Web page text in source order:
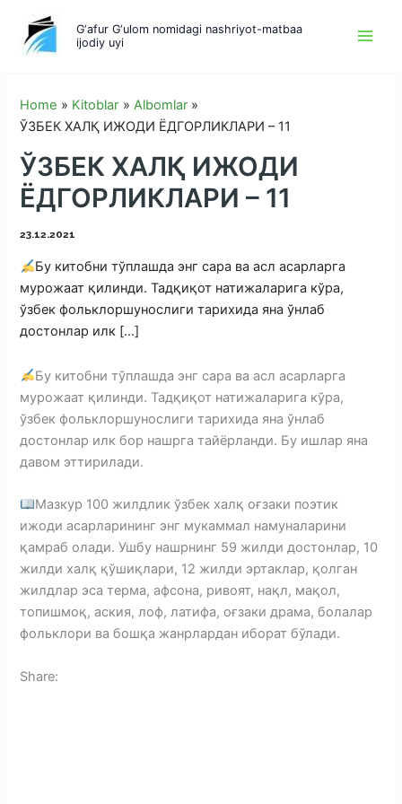
content
G‘afur G‘ulom nomidagi nashriyot-matbaa
ijodiy uyi
Home Kitoblar
Albomlar
ЎЗБЕК ХАЛҚ ИЖОДИ ЁДГОРЛИКЛАРИ – 11
ЎЗБЕК ХАЛҚ ИЖОДИ
ЁДГОРЛИКЛАРИ – 11
23.12.2021
Бу китобни тўплашда энг сара ва асл асарларга
мурожаат қилинди. Тадқиқот натижаларига кўра,
ўзбек фольклоршунослиги тарихида яна ўнлаб
достонлар илк […]
Бу китобни тўплашда энг сара ва асл асарларга
мурожаат қилинди. Тадқиқот натижаларига кўра,
ўзбек фольклоршунослиги тарихида яна ўнлаб
достонлар илк бор нашрга тайёрланди. Бу ишлар яна
давом эттирилади.
Мазкур 100 жилдлик ўзбек халқ оғзаки поэтик
ижоди асарларининг энг мукаммал намуналарини
қамраб олади. Ушбу нашрнинг 59 жилди достонлар, 10
жилди халқ қўшиқлари, 12 жилди эртаклар, қолган
жилдлар эса терма, афсона, ривоят, нақл, мақол,
топишмоқ, аския, лоф, латифа, оғзаки драма, болалар
фольклори ва бошқа жанрлардан иборат бўлади.
Share: